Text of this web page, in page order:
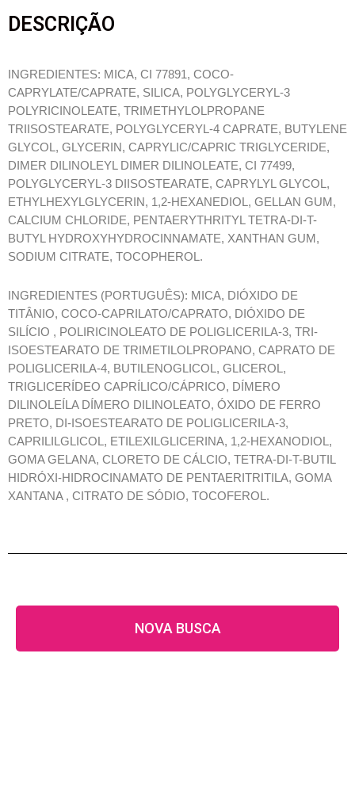
DESCRIÇÃO
INGREDIENTES: MICA, CI 77891, COCO-
CAPRYLATE/CAPRATE, SILICA, POLYGLYCERYL-3
POLYRICINOLEATE, TRIMETHYLOLPROPANE
TRIISOSTEARATE, POLYGLYCERYL-4 CAPRATE, BUTYLENE
GLYCOL, GLYCERIN, CAPRYLIC/CAPRIC TRIGLYCERIDE,
DIMER DILINOLEYL DIMER DILINOLEATE, CI 77499,
POLYGLYCERYL-3 DIISOSTEARATE, CAPRYLYL GLYCOL,
ETHYLHEXYLGLYCERIN, 1,2-HEXANEDIOL, GELLAN GUM,
CALCIUM CHLORIDE, PENTAERYTHRITYL TETRA-DI-T-
BUTYL HYDROXYHYDROCINNAMATE, XANTHAN GUM,
SODIUM CITRATE, TOCOPHEROL.
INGREDIENTES (PORTUGUÊS): MICA, DIÓXIDO DE
TITÂNIO, COCO-CAPRILATO/CAPRATO, DIÓXIDO DE
SILÍCIO , POLIRICINOLEATO DE POLIGLICERILA-3, TRI-
ISOESTEARATO DE TRIMETILOLPROPANO, CAPRATO DE
POLIGLICERILA-4, BUTILENOGLICOL, GLICEROL,
TRIGLICERÍDEO CAPRÍLICO/CÁPRICO, DÍMERO
DILINOLEÍLA DÍMERO DILINOLEATO, ÓXIDO DE FERRO
PRETO, DI-ISOESTEARATO DE POLIGLICERILA-3,
CAPRILILGLICOL, ETILEXILGLICERINA, 1,2-HEXANODIOL,
GOMA GELANA, CLORETO DE CÁLCIO, TETRA-DI-T-BUTIL
HIDRÓXI-HIDROCINAMATO DE PENTAERITRITILA, GOMA
XANTANA , CITRATO DE SÓDIO, TOCOFEROL.
NOVA BUSCA